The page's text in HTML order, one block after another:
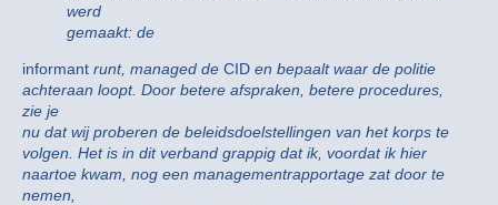
werd
gemaakt: de
informant runt, managed de CID en bepaalt waar de politie
achteraan loopt. Door betere afspraken, betere procedures,
zie je
nu dat wij proberen de beleidsdoelstellingen van het korps te
volgen. Het is in dit verband grappig dat ik, voordat ik hier
naartoe kwam, nog een managementrapportage zat door te
nemen,